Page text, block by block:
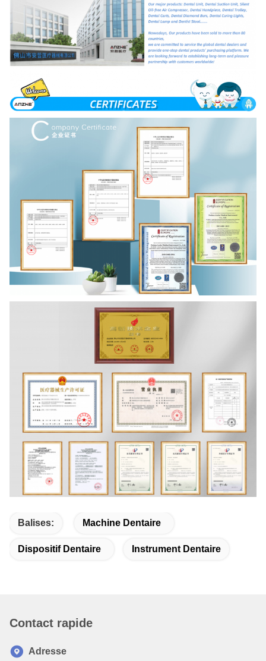
Balises: Machine Dentaire
Dispositif Dentaire Instrument Dentaire
Contact rapide
Adresse